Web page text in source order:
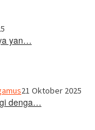
yan…
21 Oktober 2025
denga…